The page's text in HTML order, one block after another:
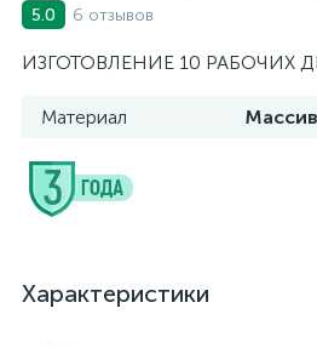
5.0 6 отзывов
ИЗГОТОВЛЕНИЕ 10 РАБОЧИХ
Материал
Характеристики